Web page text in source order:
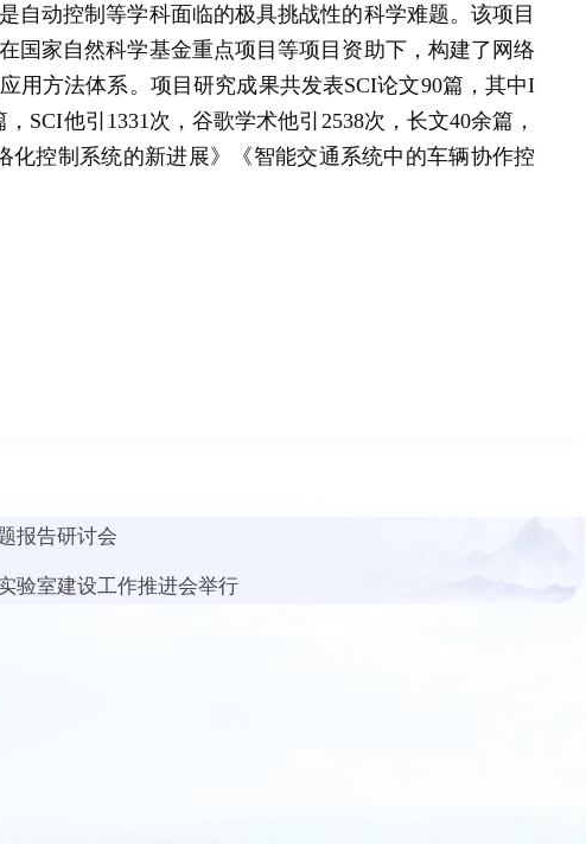
自动控制等学科面临的极具挑战性的科学难题。该项目
国家自然科学基金重点项目等项目资助下，构建了网络
用方法体系。项目研究成果共发表SCI论文90篇，其中I
SCI他引 1331 次，谷歌学术他引 2538次，长文40余篇，
化控制系统的新进展》《智能交通系统中的车辆协作控
报告研讨会
验室建设工作推进会举行
习近平给东北大学全体师生回信